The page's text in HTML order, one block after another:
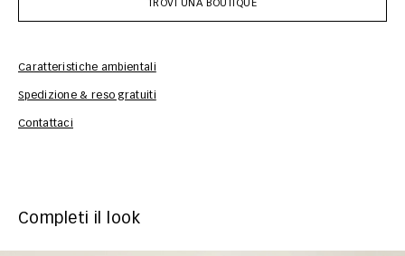
TROVI UNA BOUTIQUE
Caratteristiche ambientali
Spedizione & reso gratuiti
Contattaci
Completi il look